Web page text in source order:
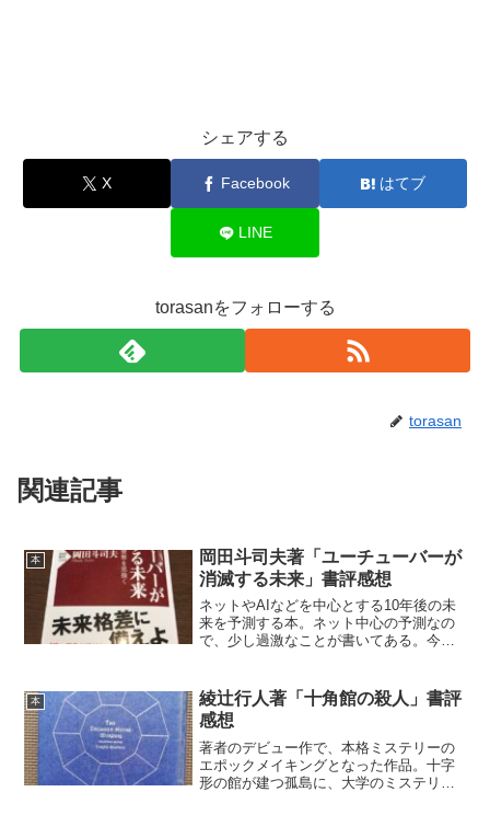
シェアする
X Facebook はてブ
LINE
torasanをフォローする
torasan
関連記事
本
岡田斗司夫著「ユーチューバーが
消滅する未来」書評感想
ネットやAIなどを中心とする10年後の未
来を予測する本。ネット中心の予測なの
で、少し過激なことが書いてある。今後
探す、中間はいらないの３つがポイン
ト。格差が拡大し、一部...
本
綾辻行人著「十角館の殺人」書評
感想
著者のデビュー作で、本格ミステリーの
エポックメイキングとなった作品。十字
形の館が建つ孤島に、大学のミステリ研